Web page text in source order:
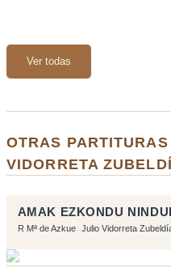
Ver todas
OTRAS
VIDORRETA
AMAK EZKONDU
R Mª de Azkue Julio Vidorreta